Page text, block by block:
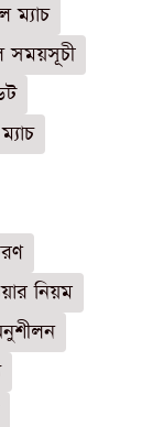
ম্যাচ
সময়সূচী
নিয়ম